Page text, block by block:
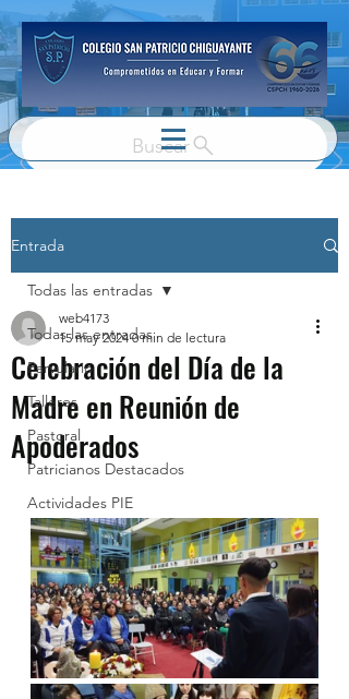
Buscar
Entrada
Todas las entradas
Parvulario
Talleres
Pastoral
Patricianos Destacados
Actividades PIE
Todas las entradas
Celebración del Día de la
Madre en Reunión de
Apoderados
web4173
15 may 2024 0 min de lectura